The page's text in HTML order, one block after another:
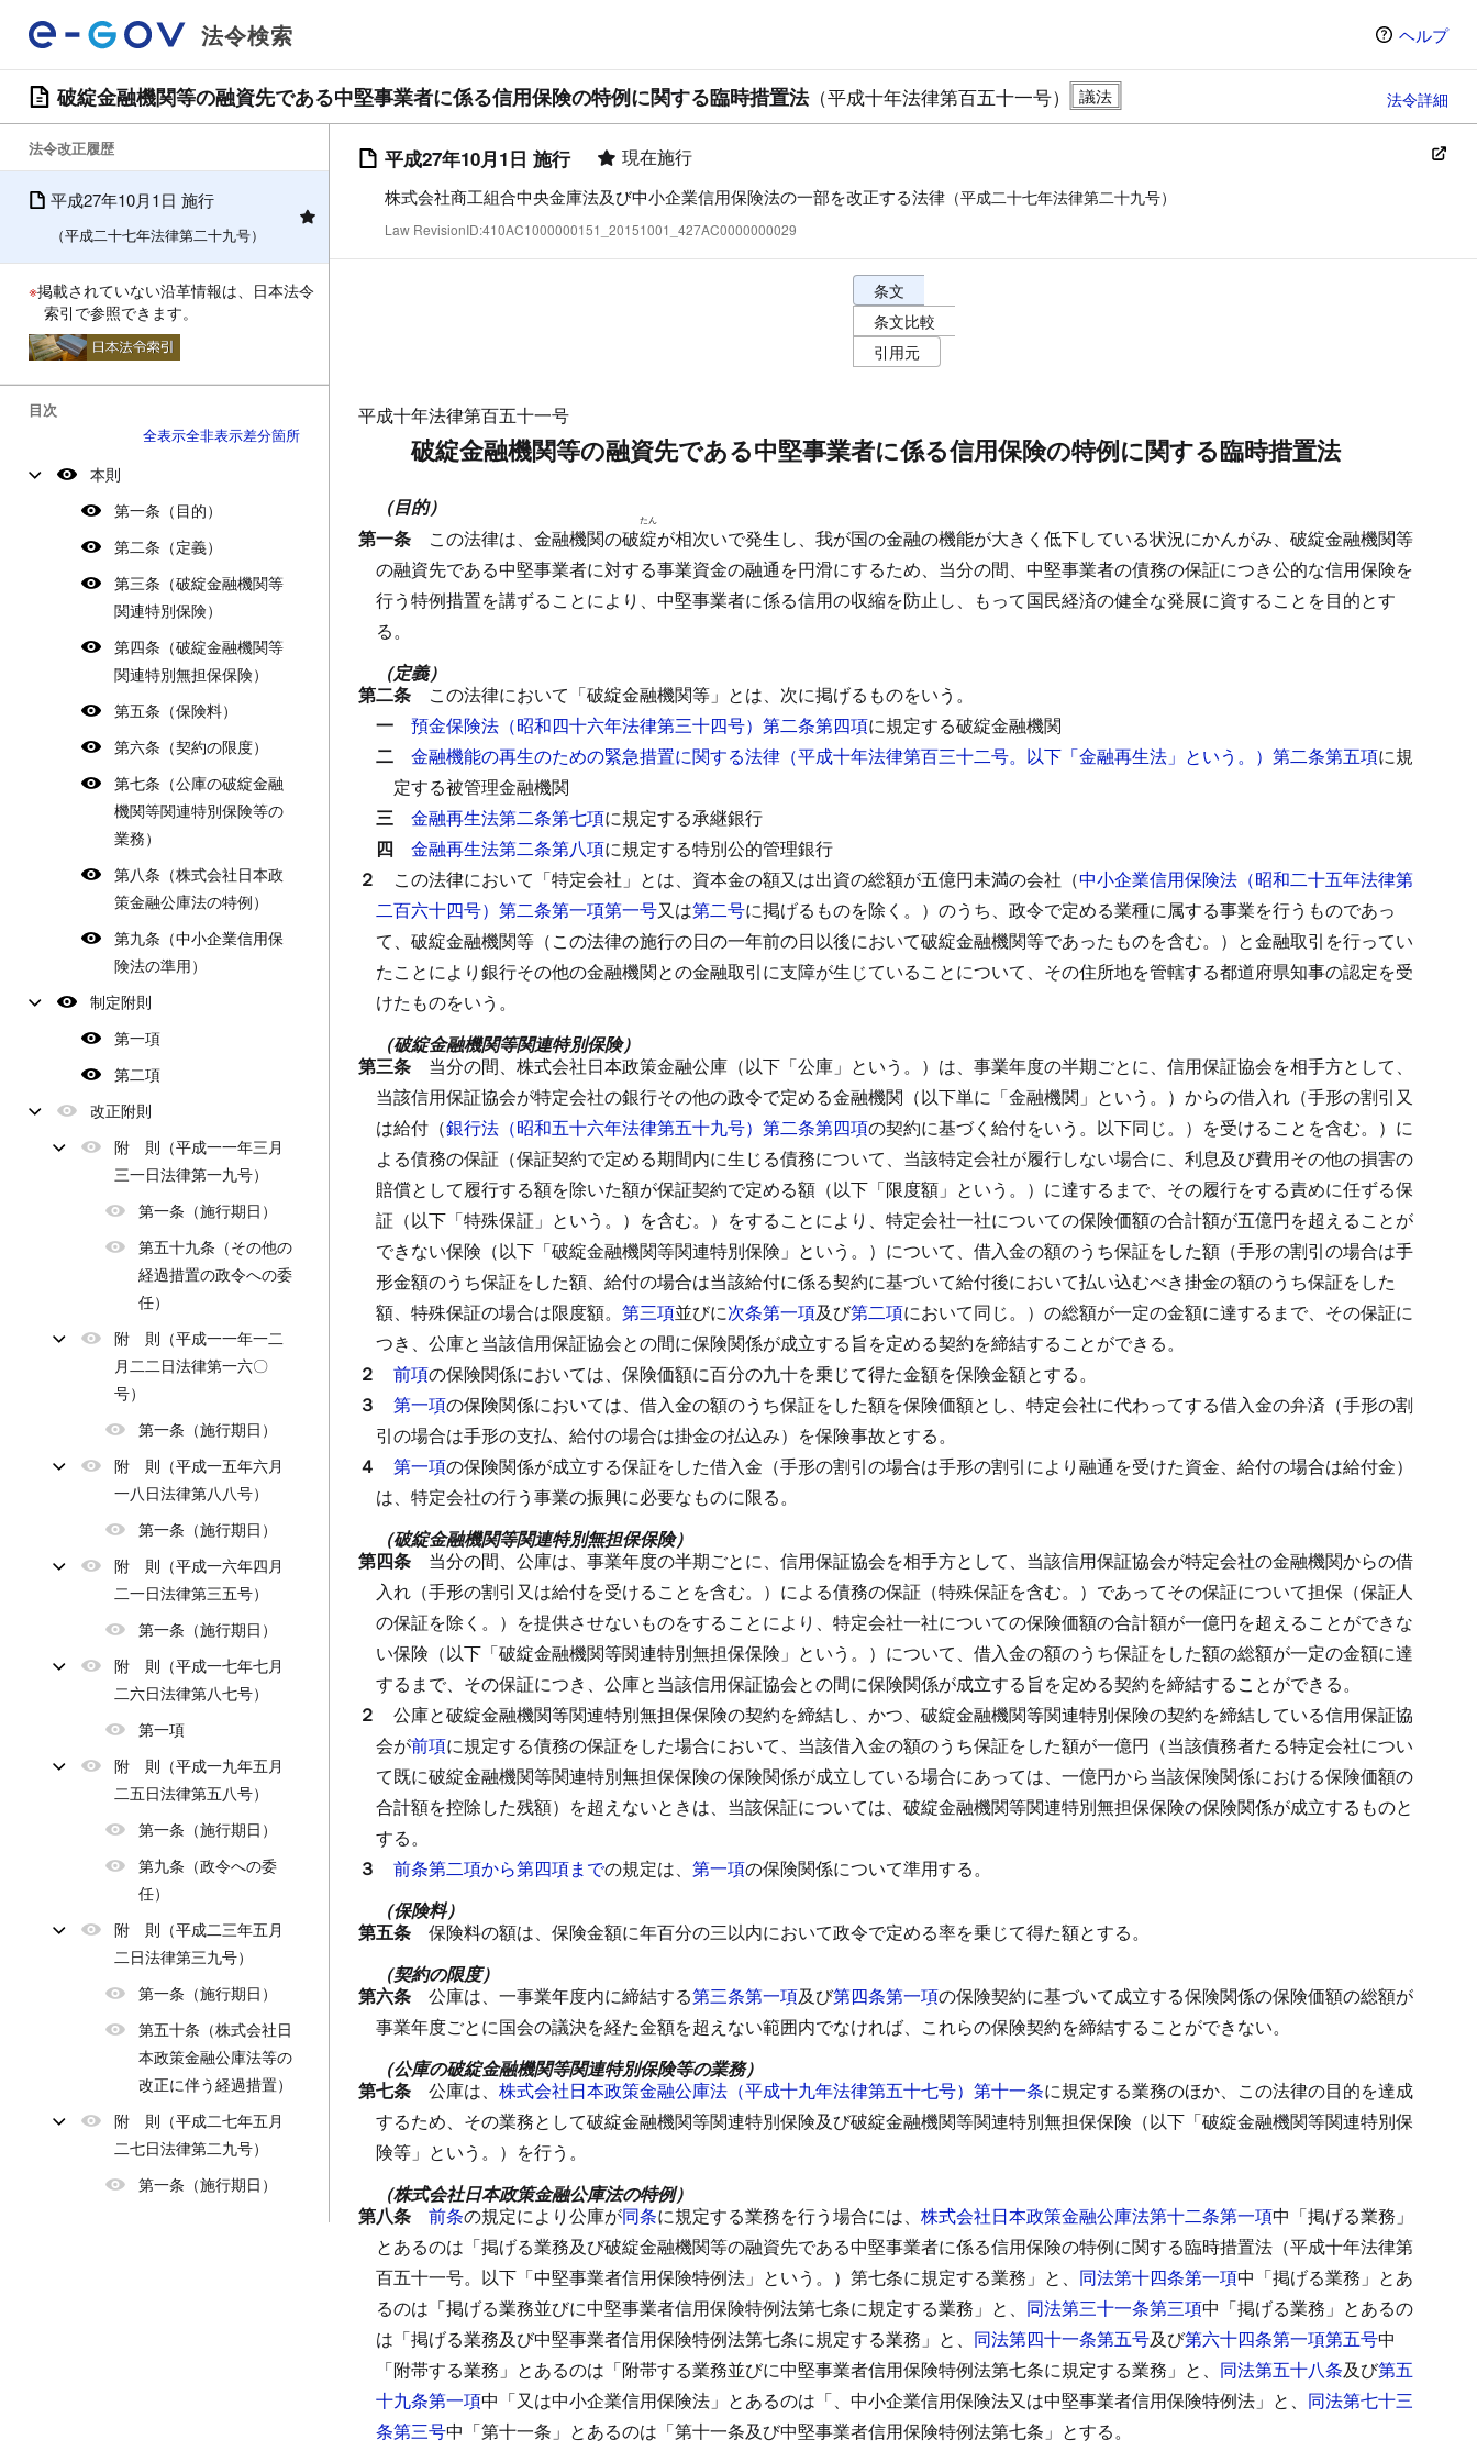
法令検索 ヘルプ
破綻金融機関等の融資先である中堅事業者に係る信用保険の特例に関する臨時措置法（平成十年法律第百五十一号） 法令詳細
法令改正履歴
平成27年10月1日 施行
（平成二十七年法律第二十九号）
※掲載されていない沿革情報は、日本法令
索引で参照できます。
目次
全表示全非表示差分箇所
本則
第一条（目的）
第二条（定義）
第三条（破綻金融機関等
関連特別保険）
第四条（破綻金融機関等
関連特別無担保保険）
第五条（保険料）
第六条（契約の限度）
第七条（公庫の破綻金融
機関等関連特別保険等の
業務）
第八条（株式会社日本政
策金融公庫法の特例）
第九条（中小企業信用保
険法の準用）
制定附則
第一項
第二項
改正附則
附 則（平成一一年三月
三一日法律第一九号）
第一条（施行期日）
第五十九条（その他の
経過措置の政令への委
任）
附 則（平成一一年一二
月二二日法律第一六〇
号）
第一条（施行期日）
附 則（平成一五年六月
一八日法律第八八号）
第一条（施行期日）
附 則（平成一六年四月
二一日法律第三五号）
第一条（施行期日）
附 則（平成一七年七月
二六日法律第八七号）
第一項
附 則（平成一九年五月
二五日法律第五八号）
第一条（施行期日）
第九条（政令への委
任）
附 則（平成二三年五月
二日法律第三九号）
第一条（施行期日）
第五十条（株式会社日
本政策金融公庫法等の
改正に伴う経過措置）
附 則（平成二七年五月
二七日法律第二九号）
第一条（施行期日）
平成27年10月1日 施行 現在施行
株式会社商工組合中央金庫法及び中小企業信用保険法の一部を改正する法律 （平成二十七年法律第二十九号）
Law RevisionID:410AC1000000151_20151001_427AC0000000029
条文表示オプション（選択すると条文の表示方法が変わります）
条文
条文比較
引用元
平成十年法律第百五十一号
破綻金融機関等の融資先である中堅事業者に係る信用保険の特例に関する臨時措置法
（目的）
第一条 この法律は、金融機関の破綻
たん
が相次いで発生し、我が国の金融の機能が大きく低下している状況にかんがみ、破綻金融機関等
の融資先である中堅事業者に対する事業資金の融通を円滑にするため、当分の間、中堅事業者の債務の保証につき公的な信用保険を
行う特例措置を講ずることにより、中堅事業者に係る信用の収縮を防止し、もって国民経済の健全な発展に資することを目的とす
る。
（定義）
第二条 この法律において「破綻金融機関等」とは、次に掲げるものをいう。
一 預金保険法（昭和四十六年法律第三十四号）第二条第四項に規定する破綻金融機関
二 金融機能の再生のための緊急措置に関する法律（平成十年法律第百三十二号。以下「金融再生法」という。）第二条第五項に規
定する被管理金融機関
三 金融再生法第二条第七項に規定する承継銀行
四 金融再生法第二条第八項に規定する特別公的管理銀行
２ この法律において「特定会社」とは、資本金の額又は出資の総額が五億円未満の会社（中小企業信用保険法（昭和二十五年法律第
二百六十四号）第二条第一項第一号又は第二号に掲げるものを除く。）のうち、政令で定める業種に属する事業を行うものであっ
て、破綻金融機関等（この法律の施行の日の一年前の日以後において破綻金融機関等であったものを含む。）と金融取引を行ってい
たことにより銀行その他の金融機関との金融取引に支障が生じていることについて、その住所地を管轄する都道府県知事の認定を受
けたものをいう。
（破綻金融機関等関連特別保険）
第三条 当分の間、株式会社日本政策金融公庫（以下「公庫」という。）は、事業年度の半期ごとに、信用保証協会を相手方として、
当該信用保証協会が特定会社の銀行その他の政令で定める金融機関（以下単に「金融機関」という。）からの借入れ（手形の割引又
は給付（銀行法（昭和五十六年法律第五十九号）第二条第四項の契約に基づく給付をいう。以下同じ。）を受けることを含む。）に
よる債務の保証（保証契約で定める期間内に生じる債務について、当該特定会社が履行しない場合に、利息及び費用その他の損害の
賠償として履行する額を除いた額が保証契約で定める額（以下「限度額」という。）に達するまで、その履行をする責めに任ずる保
証（以下「特殊保証」という。）を含む。）をすることにより、特定会社一社についての保険価額の合計額が五億円を超えることが
できない保険（以下「破綻金融機関等関連特別保険」という。）について、借入金の額のうち保証をした額（手形の割引の場合は手
形金額のうち保証をした額、給付の場合は当該給付に係る契約に基づいて給付後において払い込むべき掛金の額のうち保証をした
額、特殊保証の場合は限度額。 第三項並びに次条第一項及び第二項において同じ。）の総額が一定の金額に達するまで、その保証に
つき、公庫と当該信用保証協会との間に保険関係が成立する旨を定める契約を締結することができる。
２ 前項の保険関係においては、保険価額に百分の九十を乗じて得た金額を保険金額とする。
３ 第一項の保険関係においては、借入金の額のうち保証をした額を保険価額とし、特定会社に代わってする借入金の弁済（手形の割
引の場合は手形の支払、給付の場合は掛金の払込み）を保険事故とする。
４ 第一項の保険関係が成立する保証をした借入金（手形の割引の場合は手形の割引により融通を受けた資金、給付の場合は給付金）
は、特定会社の行う事業の振興に必要なものに限る。
（破綻金融機関等関連特別無担保保険）
第四条 当分の間、公庫は、事業年度の半期ごとに、信用保証協会を相手方として、当該信用保証協会が特定会社の金融機関からの借
入れ（手形の割引又は給付を受けることを含む。）による債務の保証（特殊保証を含む。）であってその保証について担保（保証人
の保証を除く。）を提供させないものをすることにより、特定会社一社についての保険価額の合計額が一億円を超えることができな
い保険（以下「破綻金融機関等関連特別無担保保険」という。）について、借入金の額のうち保証をした額の総額が一定の金額に達
するまで、その保証につき、公庫と当該信用保証協会との間に保険関係が成立する旨を定める契約を締結することができる。
２ 公庫と破綻金融機関等関連特別無担保保険の契約を締結し、かつ、破綻金融機関等関連特別保険の契約を締結している信用保証協
会が前項に規定する債務の保証をした場合において、当該借入金の額のうち保証をした額が一億円（当該債務者たる特定会社につい
て既に破綻金融機関等関連特別無担保保険の保険関係が成立している場合にあっては、一億円から当該保険関係における保険価額の
合計額を控除した残額）を超えないときは、当該保証については、破綻金融機関等関連特別無担保保険の保険関係が成立するものと
する。
３ 前条第二項から第四項までの規定は、 第一項の保険関係について準用する。
（保険料）
第五条 保険料の額は、保険金額に年百分の三以内において政令で定める率を乗じて得た額とする。
（契約の限度）
第六条 公庫は、一事業年度内に締結する第三条第一項及び第四条第一項の保険契約に基づいて成立する保険関係の保険価額の総額が
事業年度ごとに国会の議決を経た金額を超えない範囲内でなければ、これらの保険契約を締結することができない。
（公庫の破綻金融機関等関連特別保険等の業務）
第七条 公庫は、 株式会社日本政策金融公庫法（平成十九年法律第五十七号）第十一条に規定する業務のほか、この法律の目的を達成
するため、その業務として破綻金融機関等関連特別保険及び破綻金融機関等関連特別無担保保険（以下「破綻金融機関等関連特別保
険等」という。）を行う。
（株式会社日本政策金融公庫法の特例）
第八条 前条の規定により公庫が同条に規定する業務を行う場合には、 株式会社日本政策金融公庫法第十二条第一項中「掲げる業務」
とあるのは「掲げる業務及び破綻金融機関等の融資先である中堅事業者に係る信用保険の特例に関する臨時措置法（平成十年法律第
百五十一号。以下「中堅事業者信用保険特例法」という。）第七条に規定する業務」と、 同法第十四条第一項中「掲げる業務」とあ
るのは「掲げる業務並びに中堅事業者信用保険特例法第七条に規定する業務」と、 同法第三十一条第三項中「掲げる業務」とあるの
は「掲げる業務及び中堅事業者信用保険特例法第七条に規定する業務」と、 同法第四十一条第五号及び第六十四条第一項第五号中
「附帯する業務」とあるのは「附帯する業務並びに中堅事業者信用保険特例法第七条に規定する業務」と、 同法第五十八条及び第五
十九条第一項中「又は中小企業信用保険法」とあるのは「、中小企業信用保険法又は中堅事業者信用保険特例法」と、 同法第七十三
条第三号中「第十一条」とあるのは「第十一条及び中堅事業者信用保険特例法第七条」とする。